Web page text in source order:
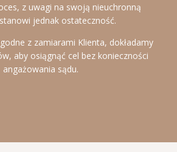
z uwagi na swoją nieuchronną
jednak ostateczność.
z zamiarami Klienta, dokładamy
aby osiągnąć cel bez konieczności
angażowania sądu.